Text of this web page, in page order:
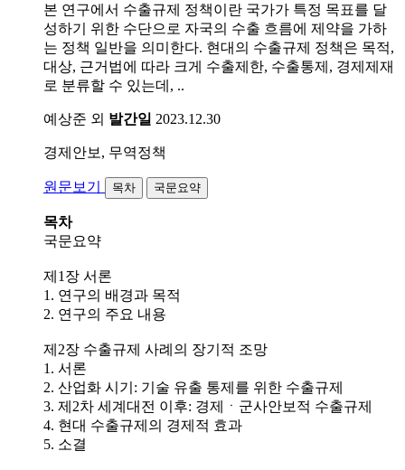
본 연구에서 수출규제 정책이란 국가가 특정 목표를 달
성하기 위한 수단으로 자국의 수출 흐름에 제약을 가하
는 정책 일반을 의미한다. 현대의 수출규제 정책은 목적,
대상, 근거법에 따라 크게 수출제한, 수출통제, 경제제재
로 분류할 수 있는데, ..
예상준 외 발간일 2023.12.30
경제안보, 무역정책
원문보기 목차 국문요약
목차
국문요약
제1장 서론
1. 연구의 배경과 목적
2. 연구의 주요 내용
제2장 수출규제 사례의 장기적 조망
1. 서론
2. 산업화 시기: 기술 유출 통제를 위한 수출규제
3. 제2차 세계대전 이후: 경제ㆍ군사안보적 수출규제
4. 현대 수출규제의 경제적 효과
5. 소결